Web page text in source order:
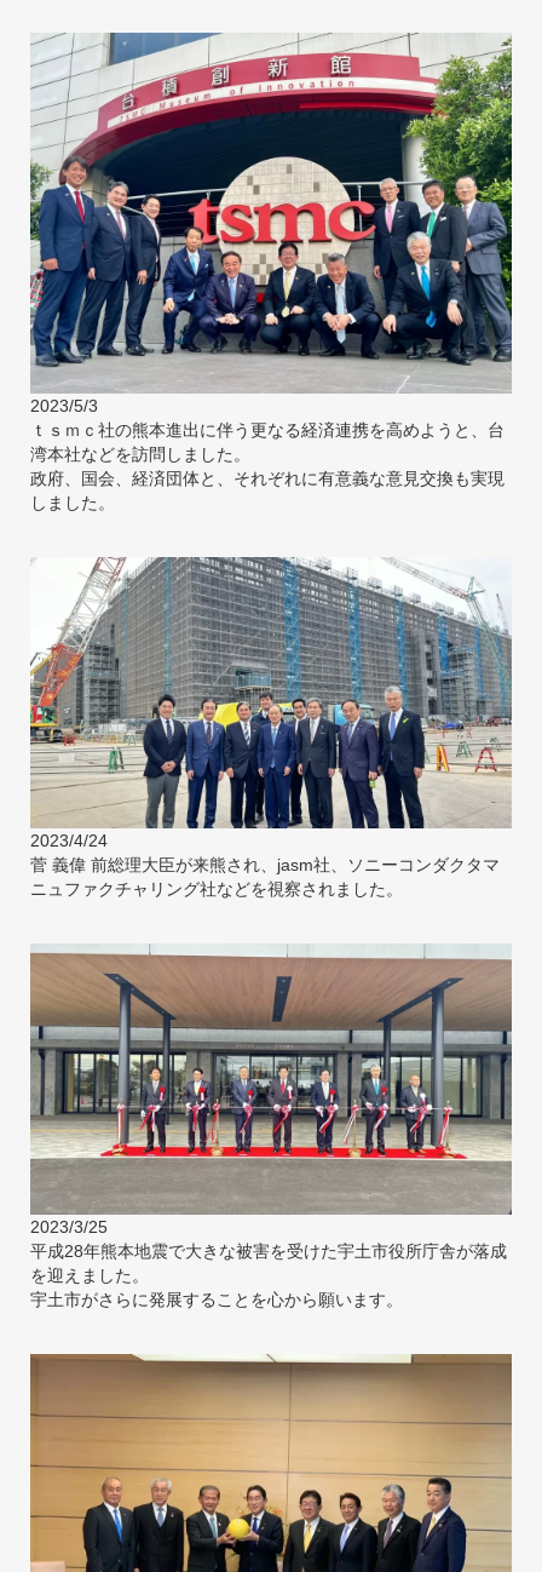
2023/5/3
ｔｓｍｃ社の熊本進出に伴う更なる経済連携を高めようと、台
湾本社などを訪問しました。
政府、国会、経済団体と、それぞれに有意義な意見交換も実現
しました。
2023/4/24
菅 義偉 前総理大臣が来熊され、jasm社、ソニーコンダクタマ
ニュファクチャリング社などを視察されました。
2023/3/25
平成28年熊本地震で大きな被害を受けた宇土市役所庁舎が落成
を迎えました。
宇土市がさらに発展することを心から願います。